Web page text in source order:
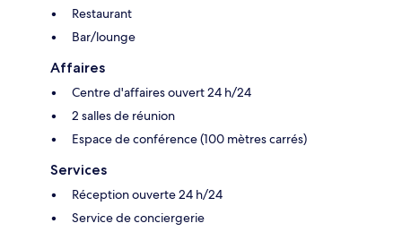
Restaurant
Bar/lounge
Affaires
Centre d'affaires ouvert 24 h/24
2 salles de réunion
Espace de conférence (100 mètres carrés)
Services
Réception ouverte 24 h/24
Service de conciergerie